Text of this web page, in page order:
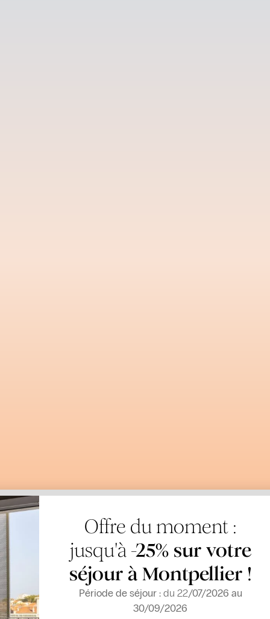
Offre du moment :
jusqu'à -25% sur votre
séjour à Montpellier !
Période de séjour :du 22/07/2026 au
30/09/2026